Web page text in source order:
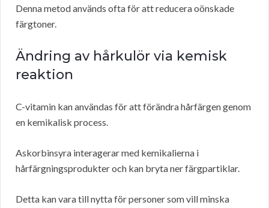
Denna metod används ofta för att reducera oönskade
färgtoner.
Ändring av hårkulör via kemisk
reaktion
C-vitamin kan användas för att förändra hårfärgen genom
en kemikalisk process.
Askorbinsyra interagerar med kemikalierna i
hårfärgningsprodukter och kan bryta ner färgpartiklar.
Detta kan vara till nytta för personer som vill minska